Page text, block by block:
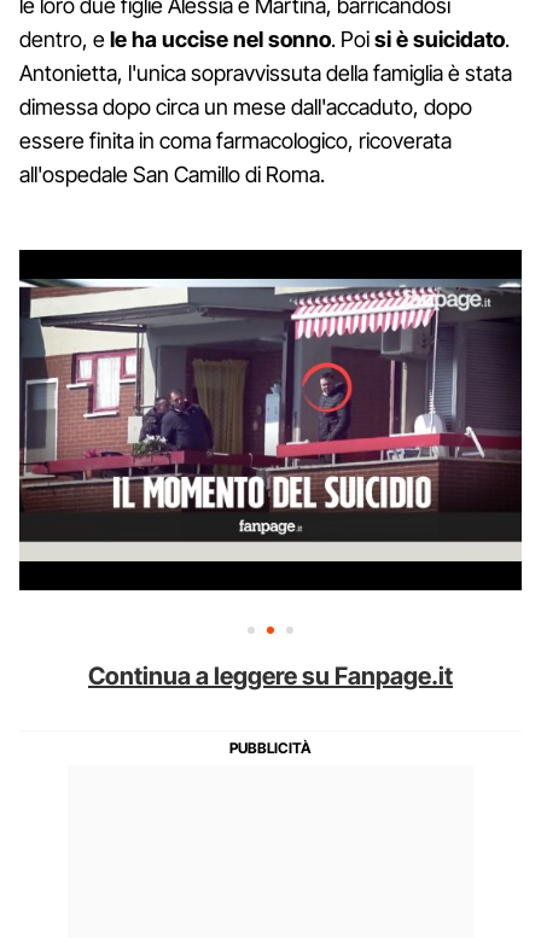
le loro due figlie Alessia e Martina, barricandosi
dentro, ele ha uccise nel sonno. Poisi è suicidato.
Antonietta, l'unica sopravvissuta della famiglia è stata
dimessa dopo circa un mese dall'accaduto, dopo
essere finita in coma farmacologico, ricoverata
all'ospedale San Camillo di Roma.
Continua a leggere su Fanpage.it